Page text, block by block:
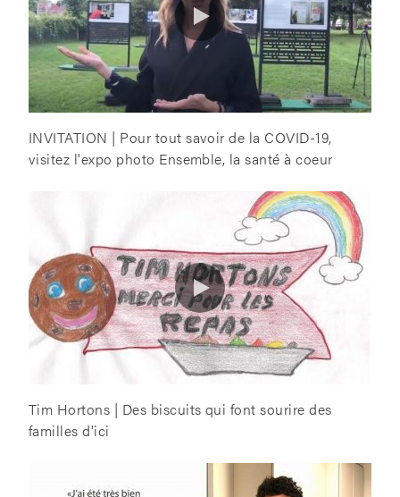
INVITATION | Pour tout savoir de la COVID-19,
visitez l'expo photo Ensemble, la santé à coeur
Tim Hortons | Des biscuits qui font sourire des
familles d'ici